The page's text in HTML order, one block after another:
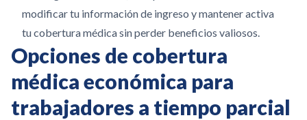
modificar tu información de ingreso y mantener activa
tu cobertura médica sin perder beneficios valiosos.
Opciones de cobertura
médica económica para
trabajadores a tiempo parcial